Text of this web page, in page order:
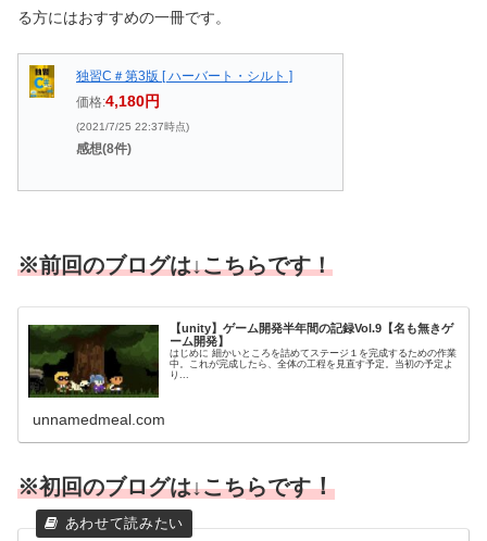
る方にはおすすめの一冊です。
独習C＃第3版 [ ハーバート・シルト ]
価格:4,180円
(2021/7/25 22:37時点)
感想(8件)
※前回のブログは↓こちらです！
【unity】ゲーム開発半年間の記録Vol.9【名も無きゲ
ーム開発】
はじめに 細かいところを詰めてステージ１を完成するための作業
中。これが完成したら、全体の工程を見直す予定。当初の予定よ
り...
unnamedmeal.com
※初回のブログは↓こちらです！